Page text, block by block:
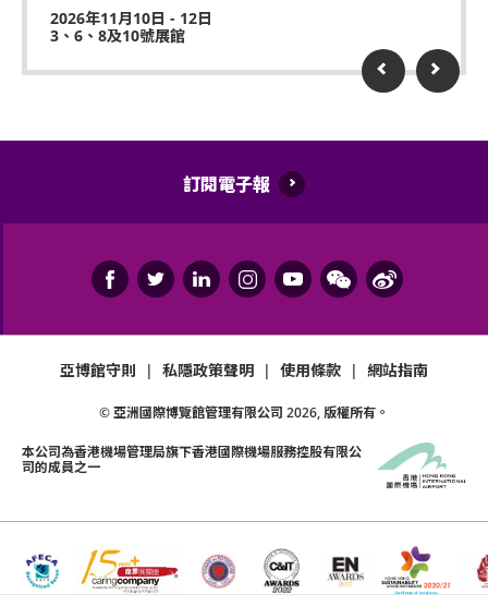
2026年11月10日 - 12日
3、6、8及10號展館
訂閱電子報
亞博館守則 | 私隱政策聲明 | 使用條款 | 網站指南
© 亞洲國際博覽館管理有限公司 2026, 版權所有。
本公司為香港機場管理局旗下香港國際機場服務控股有限公
司的成員之一